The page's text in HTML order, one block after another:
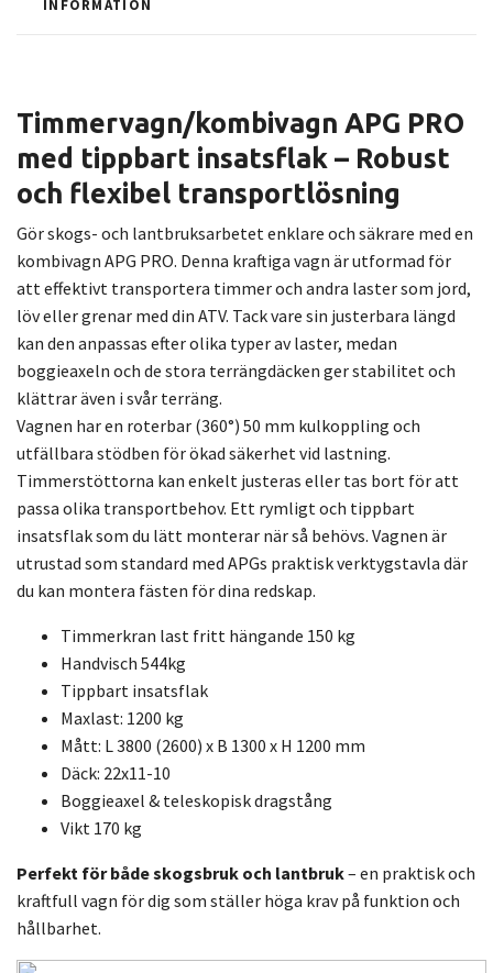
INFORMATION
Timmervagn/kombivagn APG PRO
med tippbart insatsflak – Robust
och flexibel transportlösning
Gör skogs- och lantbruksarbetet enklare och säkrare med en
kombivagn APG PRO. Denna kraftiga vagn är utformad för
att effektivt transportera timmer och andra laster som jord,
löv eller grenar med din ATV. Tack vare sin justerbara längd
kan den anpassas efter olika typer av laster, medan
boggieaxeln och de stora terrängdäcken ger stabilitet och
klättrar även i svår terräng.
Vagnen har en roterbar (360°) 50 mm kulkoppling och
utfällbara stödben för ökad säkerhet vid lastning.
Timmerstöttorna kan enkelt justeras eller tas bort för att
passa olika transportbehov. Ett rymligt och tippbart
insatsflak som du lätt monterar när så behövs. Vagnen är
utrustad som standard med APGs praktisk verktygstavla där
du kan montera fästen för dina redskap.
Timmerkran last fritt hängande 150 kg
Handvisch 544kg
Tippbart insatsflak
Maxlast: 1200 kg
Mått: L 3800 (2600) x B 1300 x H 1200 mm
Däck: 22x11-10
Boggieaxel & teleskopisk dragstång
Vikt 170 kg
Perfekt för både skogsbruk och lantbruk– en praktisk och
kraftfull vagn för dig som ställer höga krav på funktion och
hållbarhet.